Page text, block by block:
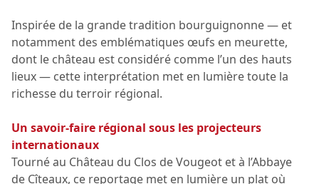
Inspirée de la grande tradition bourguignonne — et
notamment des emblématiques œufs en meurette,
dont le château est considéré comme l’un des hauts
lieux — cette interprétation met en lumière toute la
richesse du terroir régional.
Un savoir-faire régional sous les projecteurs
internationaux
Tourné au Château du Clos de Vougeot et à l’Abbaye
de Cîteaux, ce reportage met en lumière un plat où